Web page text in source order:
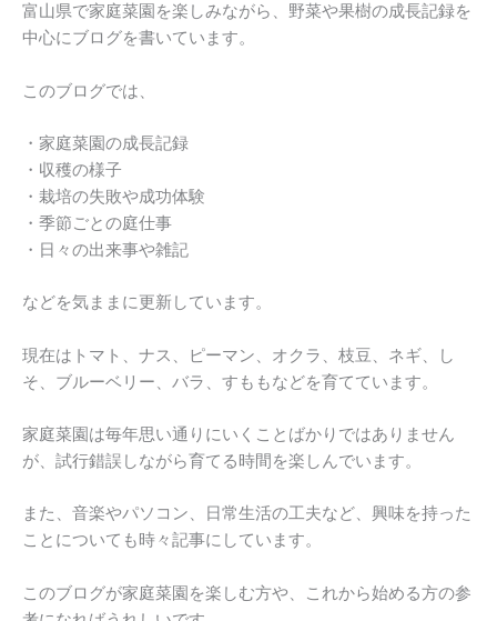
富山県で家庭菜園を楽しみながら、野菜や果樹の成長記録を
中心にブログを書いています。
このブログでは、
・家庭菜園の成長記録
・収穫の様子
・栽培の失敗や成功体験
・季節ごとの庭仕事
・日々の出来事や雑記
などを気ままに更新しています。
現在はトマト、ナス、ピーマン、オクラ、枝豆、ネギ、し
そ、ブルーベリー、バラ、すももなどを育てています。
家庭菜園は毎年思い通りにいくことばかりではありません
が、試行錯誤しながら育てる時間を楽しんでいます。
また、音楽やパソコン、日常生活の工夫など、興味を持った
ことについても時々記事にしています。
このブログが家庭菜園を楽しむ方や、これから始める方の参